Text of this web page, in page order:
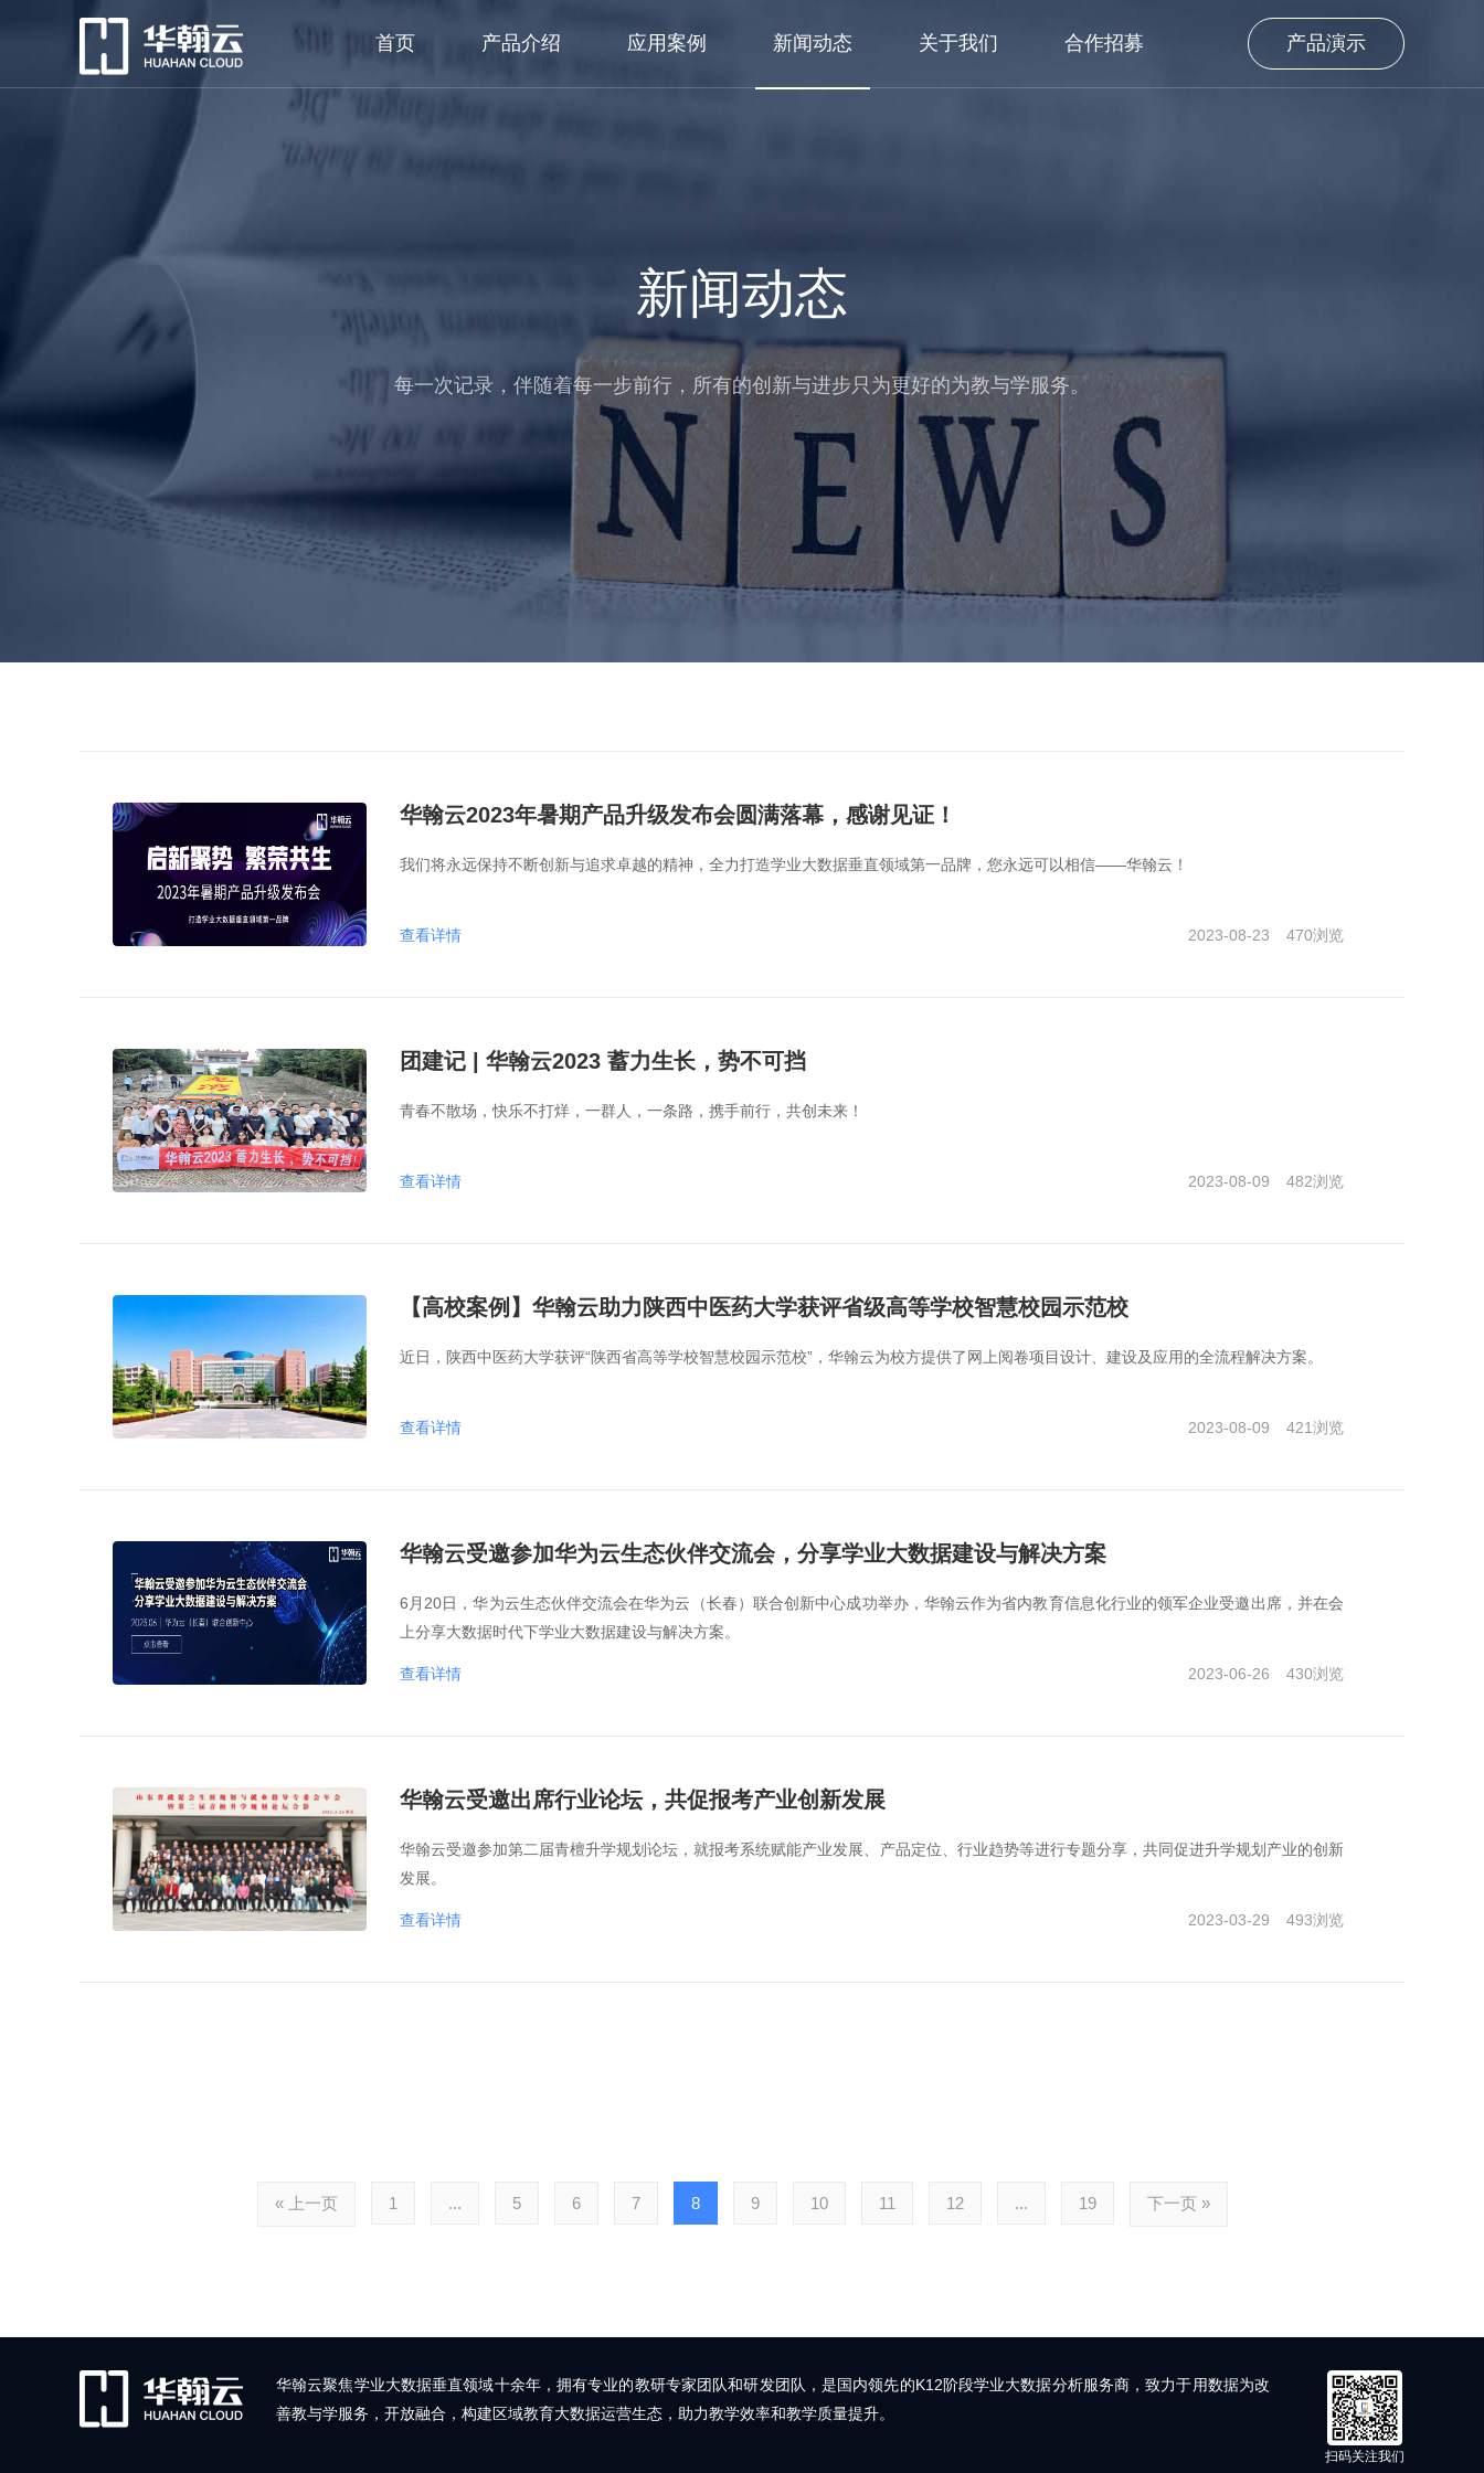
首页 产品介绍 应用案例 新闻动态 关于我们 合作招募 产品演示
新闻动态
每一次记录，伴随着每一步前行，所有的创新与进步只为更好的为教与学服务。
华翰云2023年暑期产品升级发布会圆满落幕，感谢见证！
我们将永远保持不断创新与追求卓越的精神，全力打造学业大数据垂直领域第一品牌，您永远可以相信——华翰云！
查看详情 2023-08-23 470浏览
团建记 | 华翰云2023 蓄力生长，势不可挡
青春不散场，快乐不打烊，一群人，一条路，携手前行，共创未来！
查看详情 2023-08-09 482浏览
【高校案例】华翰云助力陕西中医药大学获评省级高等学校智慧校园示范校
近日，陕西中医药大学获评“陕西省高等学校智慧校园示范校”，华翰云为校方提供了网上阅卷项目设计、建设及应用的全流程解决方案。
查看详情 2023-08-09 421浏览
华翰云受邀参加华为云生态伙伴交流会，分享学业大数据建设与解决方案
6月20日，华为云生态伙伴交流会在华为云（长春）联合创新中心成功举办，华翰云作为省内教育信息化行业的领军企业受邀出席，并在会
上分享大数据时代下学业大数据建设与解决方案。
查看详情 2023-06-26 430浏览
华翰云受邀出席行业论坛，共促报考产业创新发展
华翰云受邀参加第二届青檀升学规划论坛，就报考系统赋能产业发展、产品定位、行业趋势等进行专题分享，共同促进升学规划产业的创新
发展。
查看详情 2023-03-29 493浏览
« 上一页 1 ... 5 6 7 8 9 10 11 12 ... 19 下一页 »
华翰云聚焦学业大数据垂直领域十余年，拥有专业的教研专家团队和研发团队，是国内领先的K12阶段学业大数据分析服务商，致力于用数据为改
善教与学服务，开放融合，构建区域教育大数据运营生态，助力教学效率和教学质量提升。
扫码关注我们